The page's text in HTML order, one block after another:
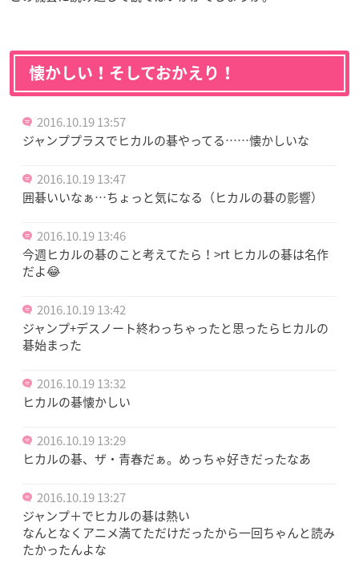
懐かしい！そしておかえり！
2016.10.19 13:57
ジャンププラスでヒカルの碁やってる……懐かしいな
2016.10.19 13:47
囲碁いいなぁ…ちょっと気になる（ヒカルの碁の影響）
2016.10.19 13:46
今週ヒカルの碁のこと考えてたら！>rt ヒカルの碁は名作
だよ😂
2016.10.19 13:42
ジャンプ+デスノート終わっちゃったと思ったらヒカルの
碁始まった
2016.10.19 13:32
ヒカルの碁懐かしい
2016.10.19 13:29
ヒカルの碁、ザ・青春だぁ。めっちゃ好きだったなあ
2016.10.19 13:27
ジャンプ＋でヒカルの碁は熱い
なんとなくアニメ満てただけだったから一回ちゃんと読み
たかったんよな